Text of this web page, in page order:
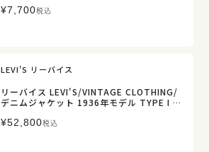
¥7,700税込
LEVI'S リーバイス
リーバイス LEVI'S/VINTAGE CLOTHING/
デニムジャケット 1936年モデル TYPE I デ
メンズ【正規取扱】販売店舗限定
¥52,800税込